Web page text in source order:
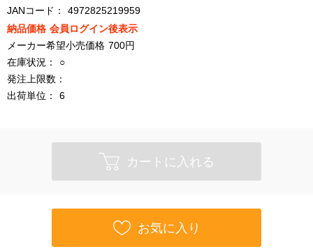
JANコード：
4972825219959
納品価格 会員ログイン後表示
メーカー希望小売価格 700円
在庫状況：
○
発注上限数：
出荷単位：
6
カートに入れる
お気に入り